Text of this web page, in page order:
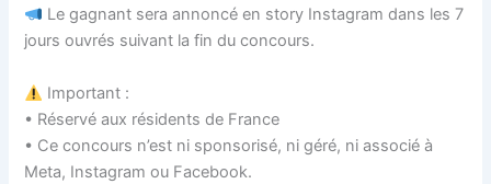
Le gagnant sera annoncé en story Instagram dans les 7
jours ouvrés suivant la fin du concours.
Important :
• Réservé aux résidents de France
• Ce concours n’est ni sponsorisé, ni géré, ni associé à
Meta, Instagram ou Facebook.